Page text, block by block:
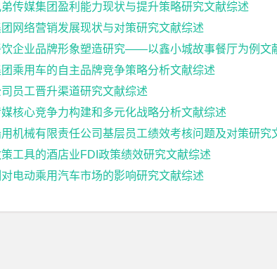
传媒集团盈利能力现状与提升策略研究文献综述
网络营销发展现状与对策研究文献综述
饮企业品牌形象塑造研究——以鑫小城故事餐厅为例文
团乘用车的自主品牌竞争策略分析文献综述
员工晋升渠道研究文献综述
核心竞争力构建和多元化战略分析文献综述
机械有限责任公司基层员工绩效考核问题及对策研究
工具的酒店业FDI政策绩效研究文献综述
电动乘用汽车市场的影响研究文献综述